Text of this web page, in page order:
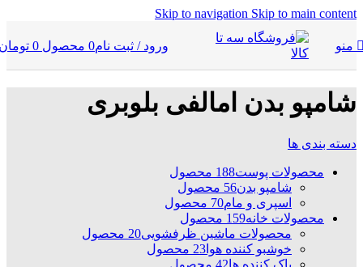
Skip to navigation Skip to main content
منو ورود / ثبت نام0 محصول 0
شامپو بدن امالفی بلوبری
دسته بندی ها
محصولات پوست188 محصول
شامپو بدن56 محصول
اسپری و مام70 محصول
محصولات خانه159 محصول
محصولات ماشین ظرفشویی20 محصول
خوشبو کننده هوا 23 محصول
پاک کننده ها42 محصول